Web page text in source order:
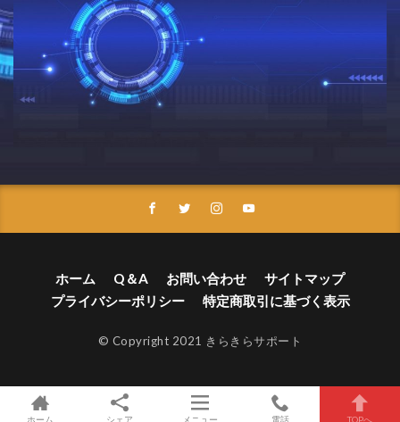
ホーム Q＆A お問い合わせ
サイトマップ
プライバシーポリシー
特定商取引に基づく表示
© Copyright 2021 きらきらサポート
ホーム シェア メニュー 電話 TOPへ